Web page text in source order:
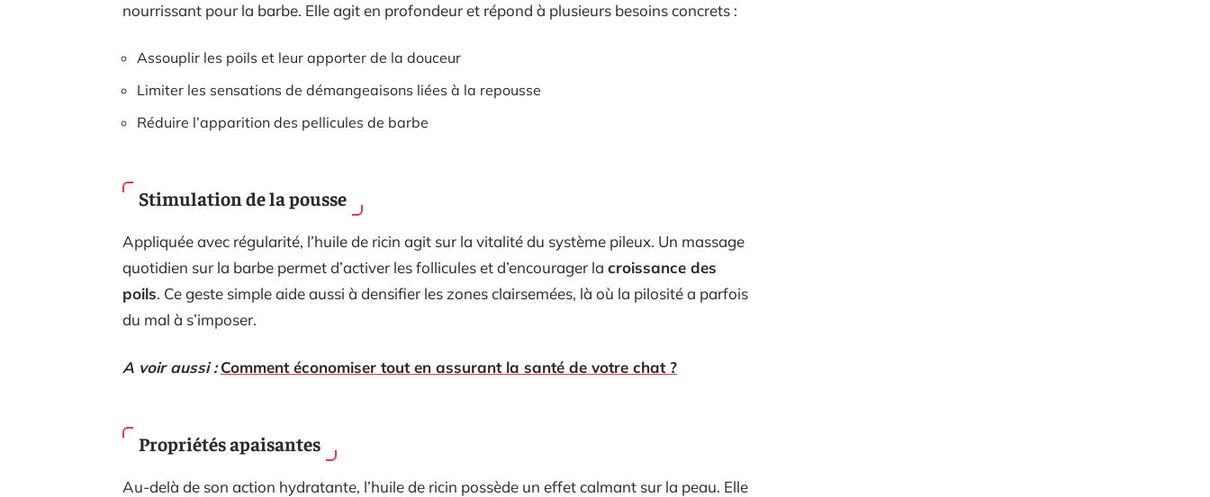
nourrissant pour la barbe. Elle agit en profondeur et répond à plusieurs besoins concrets :
Assouplir les poils et leur apporter de la douceur
Limiter les sensations de démangeaisons liées à la repousse
Réduire l’apparition des pellicules de barbe
Stimulation de la pousse
Appliquée avec régularité, l’huile de ricin agit sur la vitalité du système pileux. Un massage
quotidien sur la barbe permet d’activer les follicules et d’encourager la croissance des
poils. Ce geste simple aide aussi à densifier les zones clairsemées, là où la pilosité a parfois
du mal à s’imposer.
A voir aussi : Comment économiser tout en assurant la santé de votre chat ?
Propriétés apaisantes
Au-delà de son action hydratante, l’huile de ricin possède un effet calmant sur la peau. Elle